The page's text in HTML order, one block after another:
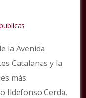
la Avenida
Catalanas y la
más
Ildefonso Cerdá,